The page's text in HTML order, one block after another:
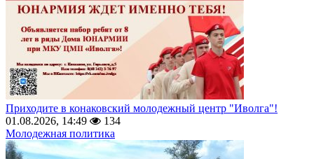
Приходите в конаковский молодежный центр "Иволга"!
01.08.2026, 14:49
134
Молодежная политика